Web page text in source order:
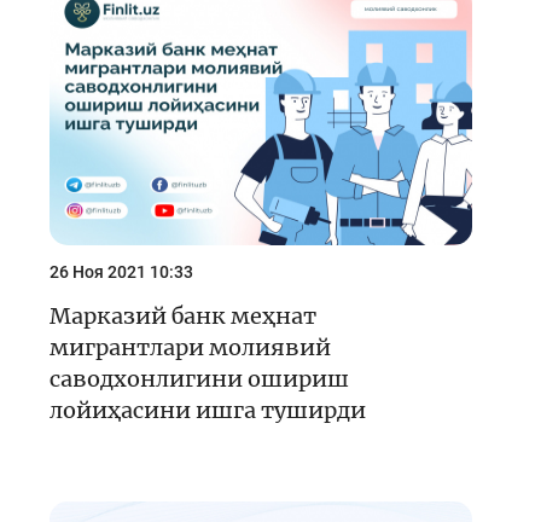
26 Ноя 2021 10:33
Марказий банк меҳнат
мигрантлари молиявий
саводхонлигини ошириш
лойиҳасини ишга туширди